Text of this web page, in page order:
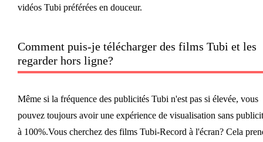
vidéos Tubi préférées en douceur.
Comment puis-je télécharger des films Tubi et les
regarder hors ligne?
Même si la fréquence des publicités Tubi n'est pas si élevée, vous
pouvez toujours avoir une expérience de visualisation sans
à 100%.Vous cherchez des films Tubi-Record à l'écran? Cela